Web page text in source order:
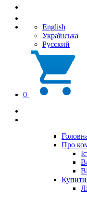
English
Українська
Русский
0
Про